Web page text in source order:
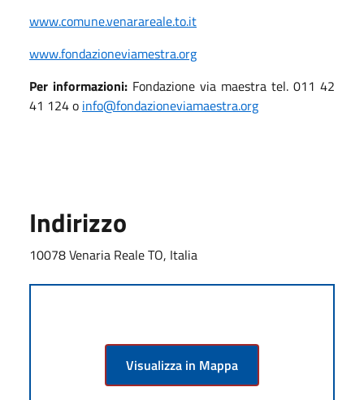
www.comune.venarareale.to.it
www.fondazioneviamestra.org
Per informazioni: Fondazione via maestra tel. 011 42
41 124 o info@fondazioneviamaestra.org
Indirizzo
10078 Venaria Reale TO, Italia
Visualizza in Mappa